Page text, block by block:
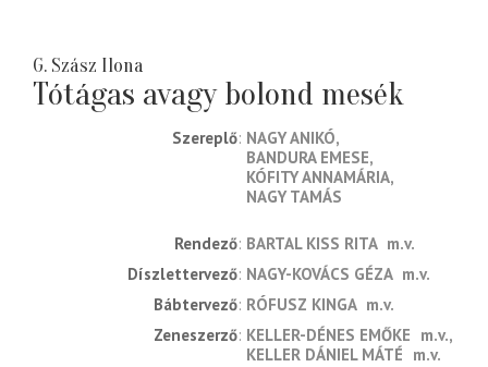
G. Szász Ilona
Tótágas avagy bolond mesék
Szereplő NAGY ANIKÓ
BANDURA EMESE
KÓFITY ANNAMÁRIA
NAGY TAMÁS
rendező BARTAL KISS RITA m.v.
díszlettervező NAGY-KOVÁCS GÉZA m.v.
bábtervező RÓFUSZ KINGA m.v.
zeneszerző KELLER-DÉNES EMŐKE m.v.
KELLER DÁNIEL MÁTÉ m.v.